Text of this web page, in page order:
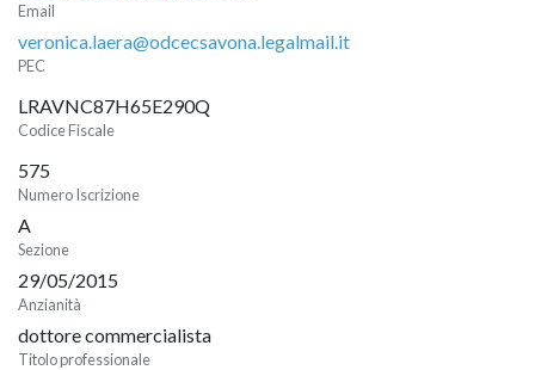
Email
veronica.laera@odcecsavona.legalmail.it
PEC
LRAVNC87H65E290Q
Codice Fiscale
575
Numero Iscrizione
A
Sezione
29/05/2015
Anzianità
dottore commercialista
Titolo professionale